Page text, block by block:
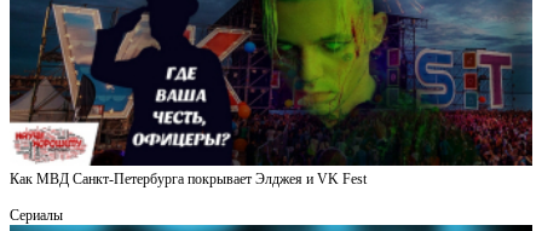
Как МВД Санкт-Петербурга покрывает Элджея и VK Fest
Сериалы